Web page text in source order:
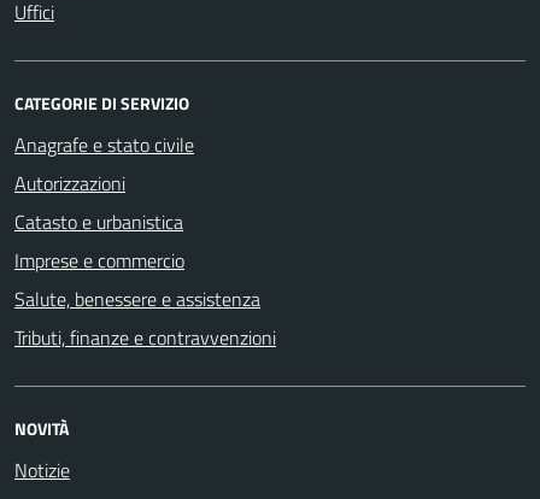
Uffici
CATEGORIE DI SERVIZIO
Anagrafe e stato civile
Autorizzazioni
Catasto e urbanistica
Imprese e commercio
Salute, benessere e assistenza
Tributi, finanze e contravvenzioni
NOVITÀ
Notizie